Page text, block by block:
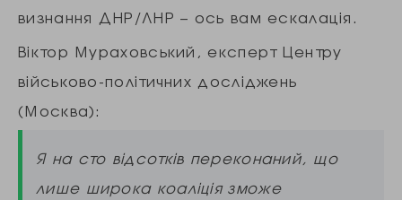
визнання ДНР/ЛНР – ось вам ескалація.
Віктор Мураховський, експерт Центру
військово-політичних досліджень
(Москва):
Я на сто відсотків переконаний, що
лише широка коаліція зможе